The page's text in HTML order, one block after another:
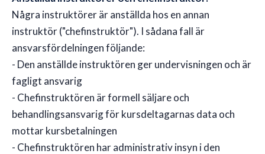
Några instruktörer är anställda hos en annan
instruktör ("chefinstruktör"). I sådana fall är
ansvarsfördelningen följande:
- Den anställde instruktören ger undervisningen och är
fagligt ansvarig
- Chefinstruktören är formell säljare och
behandlingsansvarig för kursdeltagarnas data och
mottar kursbetalningen
- Chefinstruktören har administrativ insyn i den